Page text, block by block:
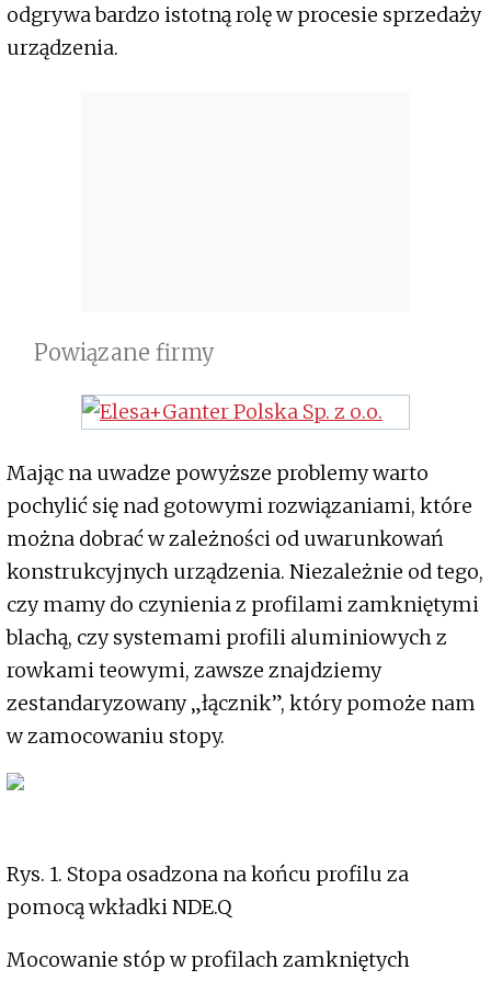
odgrywa bardzo istotną rolę w procesie sprzedaży
urządzenia.
Powiązane firmy
Mając na uwadze powyższe problemy warto
pochylić się nad gotowymi rozwiązaniami, które
można dobrać w zależności od uwarunkowań
konstrukcyjnych urządzenia. Niezależnie od tego,
czy mamy do czynienia z profilami zamkniętymi
blachą, czy systemami profili aluminiowych z
rowkami teowymi, zawsze znajdziemy
zestandaryzowany „łącznik”, który pomoże nam
w zamocowaniu stopy.
Rys. 1. Stopa osadzona na końcu profilu za
pomocą wkładki NDE.Q
Mocowanie stóp w profilach zamkniętych